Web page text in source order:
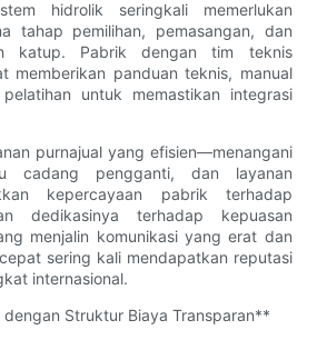
hidrolik seringkali memerlukan
tahap pemilihan, pemasangan, dan
katup. Pabrik dengan tim teknis
memberikan panduan teknis, manual
untuk memastikan integrasi
purnajual yang efisien—menangani
cadang pengganti, dan layanan
kepercayaan pabrik terhadap
dedikasinya terhadap kepuasan
menjalin komunikasi yang erat dan
sering kali mendapatkan reputasi
internasional.
Struktur Biaya Transparan**